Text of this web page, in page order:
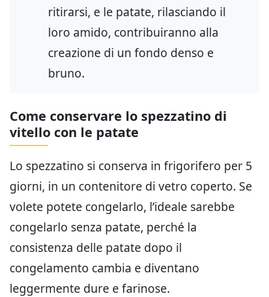
ritirarsi, e le patate, rilasciando il
loro amido, contribuiranno alla
creazione di un fondo denso e
bruno.
Come conservare lo spezzatino di
vitello con le patate
Lo spezzatino si conserva in frigorifero per 5
giorni, in un contenitore di vetro coperto. Se
volete potete congelarlo, l’ideale sarebbe
congelarlo senza patate, perché la
consistenza delle patate dopo il
congelamento cambia e diventano
leggermente dure e farinose.